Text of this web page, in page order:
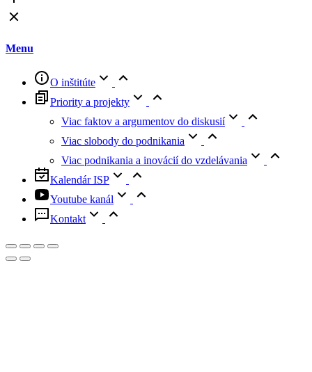
Menu
O inštitúte
Priority a projekty
Viac faktov a argumentov do diskusií
Viac slobody do podnikania
Viac podnikania a inovácií do vzdelávania
Kalendár ISP
Youtube kanál
Kontakt